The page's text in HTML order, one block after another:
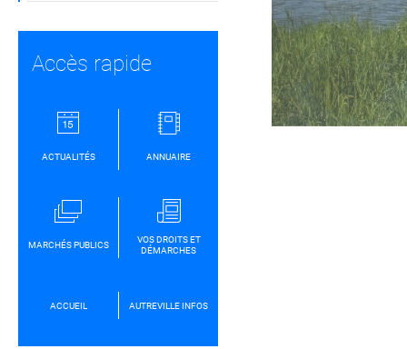
Accès rapide
ACTUALITÉS ANNUAIRE
MARCHÉS PUBLICS
VOS DROITS ET
DÉMARCHES
ACCUEIL AUTREVILLE INFOS